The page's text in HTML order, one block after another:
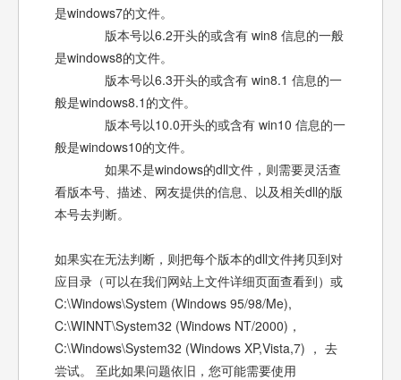
是windows7的文件。
版本号以6.2开头的或含有 win8 信息的一般
是windows8的文件。
版本号以6.3开头的或含有 win8.1 信息的一
般是windows8.1的文件。
版本号以10.0开头的或含有 win10 信息的一
般是windows10的文件。
如果不是windows的dll文件，则需要灵活查
看版本号、描述、网友提供的信息、以及相关dll的版
本号去判断。
如果实在无法判断，则把每个版本的dll文件拷贝到对
应目录（可以在我们网站上文件详细页面查看到）或
C:\Windows\System (Windows 95/98/Me),
C:\WINNT\System32 (Windows NT/2000)，
C:\Windows\System32 (Windows XP,Vista,7) ， 去
尝试。 至此如果问题依旧，您可能需要使用